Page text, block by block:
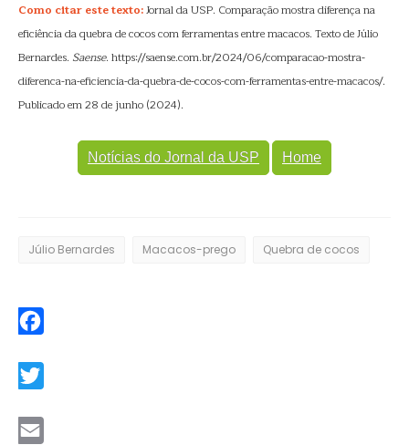
Como citar este texto:Jornal da USP. Comparação mostra diferença na
eficiência da quebra de cocos com ferramentas entre macacos. Texto de Júlio
Bernardes. Saense. https://saense.com.br/2024/06/comparacao-mostra-
diferenca-na-eficiencia-da-quebra-de-cocos-com-ferramentas-entre-macacos/.
Publicado em 28 de junho (2024).
Notícias do Jornal da USP Home
Júlio Bernardes Macacos-prego Quebra de cocos